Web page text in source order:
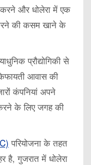
करने और धोलेरा में एक
की कसम खाने के
प्रौद्योगिकी से
आवास की
कंपनियां अपने
के लिए जगह की
परियोजना के तहत
है, गुजरात में धोलेरा